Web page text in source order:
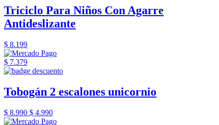
Triciclo Para Niños Con Agarre
Antideslizante
$ 8.199
$ 7.379
Tobogán 2 escalones unicornio
$ 8.990 $ 4.990